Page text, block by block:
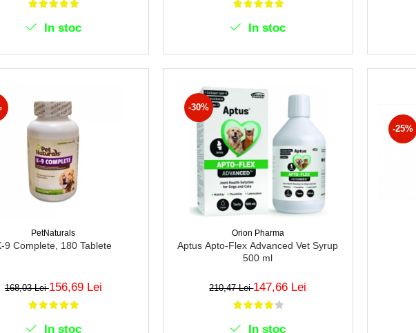
In stoc In stoc
PetNaturals
9 Complete, 180 Tablete
168,03 Lei156,69 Lei
In stoc
-30%
Orion Pharma
Aptus Apto-Flex Advanced Vet Syrup
500 ml
210,47 Lei147,66 Lei
In stoc
-25%